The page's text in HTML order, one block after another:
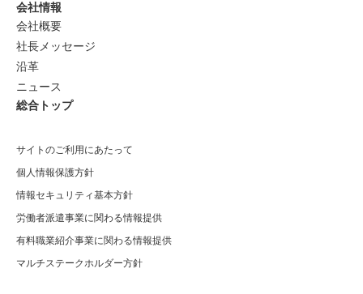
会社情報
会社概要
社長メッセージ
沿革
ニュース
総合トップ
サイトのご利用にあたって
個人情報保護方針
情報セキュリティ基本方針
労働者派遣事業に関わる情報提供
有料職業紹介事業に関わる情報提供
マルチステークホルダー方針